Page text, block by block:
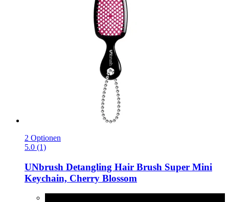
2 Optionen
5.0 (1)
UNbrush Detangling Hair Brush Super Mini
Keychain, Cherry Blossom